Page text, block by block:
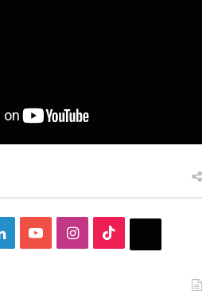
LinkedInYouTubeInstagram